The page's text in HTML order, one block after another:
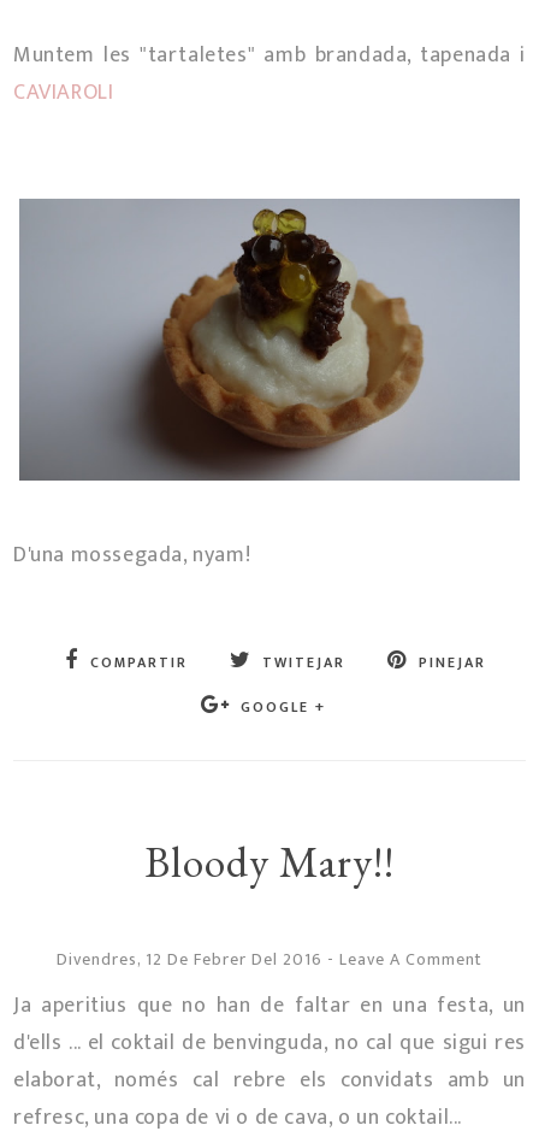
Muntem les "tartaletes" amb brandada, tapenada i
CAVIAROLI
D'una mossegada, nyam!
COMPARTIR TWITEJAR
PINEJAR
GOOGLE +
Bloody Mary!!
Divendres, 12 De Febrer Del 2016 - Leave A Comment
Ja aperitius que no han de faltar en una festa, un
d'ells ... el coktail de benvinguda, no cal que sigui res
elaborat, només cal rebre els convidats amb un
refresc, una copa de vi o de cava, o un coktail...